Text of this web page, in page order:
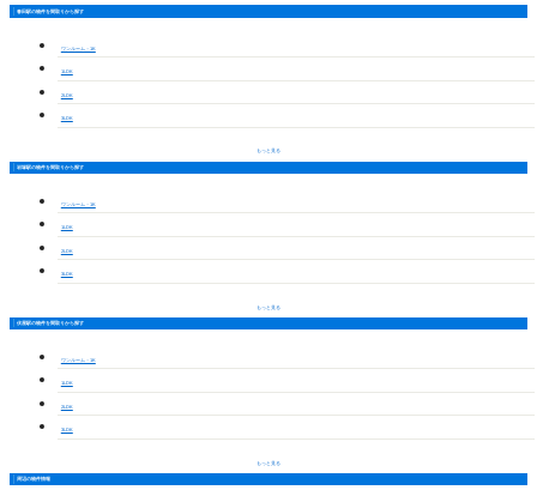
春田駅の物件を間取りから探す
ワンルーム・1K
1LDK
2LDK
3LDK
もっと見る
岩塚駅の物件を間取りから探す
ワンルーム・1K
1LDK
2LDK
3LDK
もっと見る
伏屋駅の物件を間取りから探す
ワンルーム・1K
1LDK
2LDK
3LDK
もっと見る
周辺の物件情報